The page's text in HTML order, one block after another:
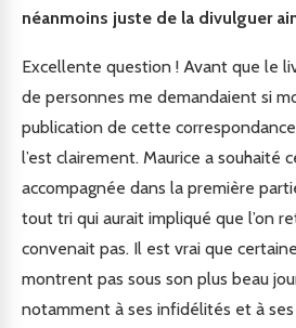
néanmoins juste de la divulguer
Excellente question ! Avant que le
de personnes me demandaient si
publication de cette
l’est clairement. Maurice a souhaité
accompagnée dans la première
tout tri qui aurait impliqué que l’on
convenait pas. Il est vrai que
montrent pas sous son plus beau
notamment à ses infidélités et à ses